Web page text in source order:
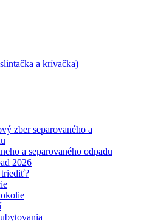
a krívačka)
zber separovaného a
a separovaného odpadu
2026
triediť?